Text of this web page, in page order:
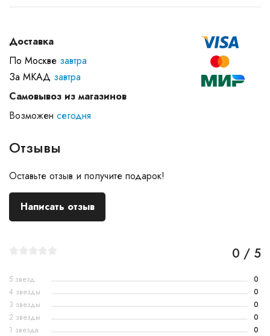
Доставка
По Москве завтра
За МКАД завтра
Самовывоз из магазинов
Возможен сегодня
Отзывы
Оставьте отзыв и получите подарок!
Написать отзыв
0 / 5
5 звезд
0
4 звезды
0
3 звезды
0
2 звезды
0
1 звезда
0